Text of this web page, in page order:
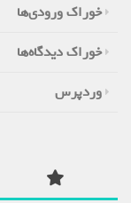
خوراک ورودی‌ها
خوراک دیدگاه‌ها
وردپرس